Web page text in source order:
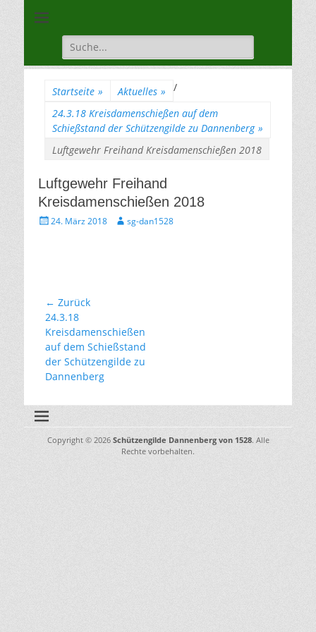
1528
Suche
für:
Startseite » Aktuelles »
/
24.3.18 Kreisdamenschießen auf dem
Schießstand der Schützengilde zu Dannenberg »
Luftgewehr Freihand Kreisdamenschießen 2018
Luftgewehr Freihand
Kreisdamenschießen 2018
Gepostet
24. März 2018 Autorsg-dan1528
Beitragsnavigation
← Zurück
Vorhergehender
Beitrag:
24.3.18
Kreisdamenschießen
auf dem Schießstand
der Schützengilde zu
Dannenberg
Copyright © 2026 Schützengilde Dannenberg von 1528. Alle
Rechte vorbehalten.